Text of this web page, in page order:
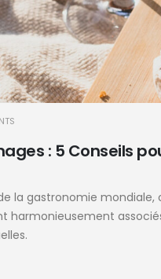
: 5 Conseils
la gastronomie
harmonieusement